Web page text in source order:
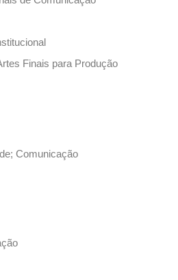
Finais para Produção
Comunicação